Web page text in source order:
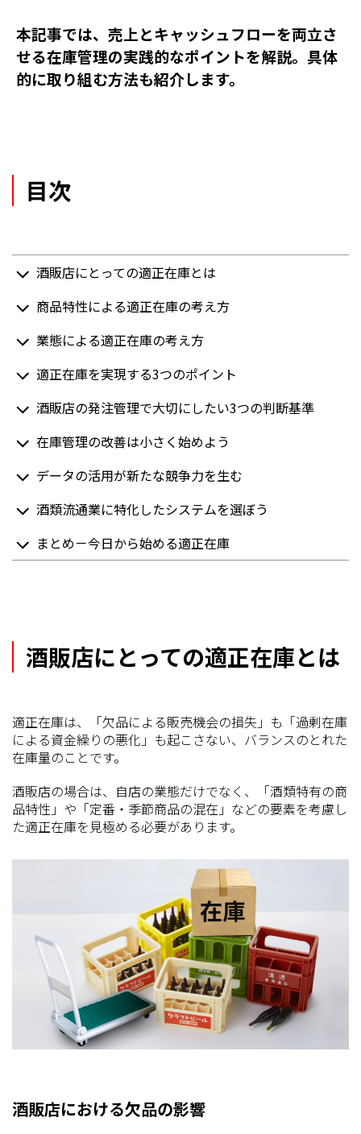
本記事では、売上とキャッシュフローを両立さ
せる在庫管理の実践的なポイントを解説。具体
的に取り組む方法も紹介します。
目次
酒販店にとっての適正在庫とは
商品特性による適正在庫の考え方
業態による適正在庫の考え方
適正在庫を実現する3つのポイント
酒販店の発注管理で大切にしたい3つの判断基準
在庫管理の改善は小さく始めよう
データの活用が新たな競争力を生む
酒類流通業に特化したシステムを選ぼう
まとめ－今日から始める適正在庫
酒販店にとっての適正在庫とは
適正在庫は、「欠品による販売機会の損失」も「過剰在庫
による資金繰りの悪化」も起こさない、バランスのとれた
在庫量のことです。
酒販店の場合は、自店の業態だけでなく、「酒類特有の商
品特性」や「定番・季節商品の混在」などの要素を考慮し
た適正在庫を見極める必要があります。
酒販店における欠品の影響